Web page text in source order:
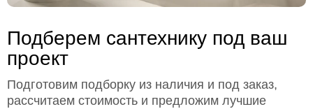
Подберем сантехнику под ваш
проект
Подготовим подборку из наличия и под заказ,
рассчитаем стоимость и предложим лучшие